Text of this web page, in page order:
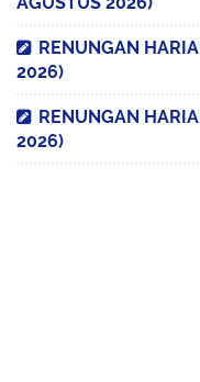
RENUNGAN
2026)
RENUNGAN
2026)